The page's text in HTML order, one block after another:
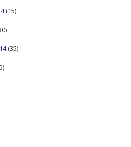
(15)
(35)